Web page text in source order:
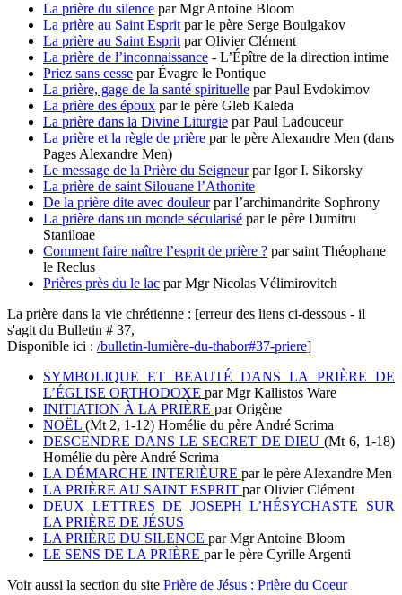
La prière du silence par Mgr Antoine Bloom
La prière au Saint Esprit par le père Serge Boulgakov
La prière au Saint Esprit par Olivier Clément
La prière de l’inconnaissance - L’Épître de la direction intime
Priez sans cesse par Évagre le Pontique
La prière, gage de la santé spirituelle par Paul Evdokimov
La prière des époux par le père Gleb Kaleda
La prière dans la Divine Liturgie par Paul Ladouceur
La prière et la règle de prière par le père Alexandre Men (dans
Pages Alexandre Men)
Le message de la Prière du Seigneurpar Igor I. Sikorsky
La prière de saint Silouane l’Athonite
De la prière dite avec douleurpar l’archimandrite Sophrony
La prière dans un monde sécularisé par le père Dumitru
Staniloae
Comment faire naître l’esprit de prière ? par saint Théophane
le Reclus
Prières près du le lac par Mgr Nicolas Vélimirovitch
La prière dans la vie chrétienne : [erreur des liens ci-dessous - il
s'agit du Bulletin # 37,
Disponible ici : /bulletin-lumière-du-thabor#37-priere]
SYMBOLIQUE ET BEAUTÉ DANS LA PRIÈRE DE
L’ÉGLISE ORTHODOXE par Mgr Kallistos Ware
INITIATION À LA PRIÈRE par Origène
NOËL (Mt 2, 1-12) Homélie du père André Scrima
DESCENDRE DANS LE SECRET DE DIEU(Mt 6, 1-18)
Homélie du père André Scrima
LA DÉMARCHE INTERIÈURE par le père Alexandre Men
LA PRIÈRE AU SAINT ESPRIT par Olivier Clément
DEUX LETTRES DE JOSEPH L’HÉSYCHASTE SUR
LA PRIÈRE DE JÉSUS
LA PRIÈRE DU SILENCE par Mgr Antoine Bloom
LE SENS DE LA PRIÈRE par le père Cyrille Argenti
Voir aussi la section du site Prière de Jésus : Prière du Coeur